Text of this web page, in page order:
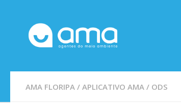
AMA FLORIPA / APLICATIVO AMA / ODS